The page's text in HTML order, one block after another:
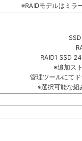
※RAIDモデルはミラ
RAID1 SSD
※追加ス
管理ツールにて
※選択可能な組